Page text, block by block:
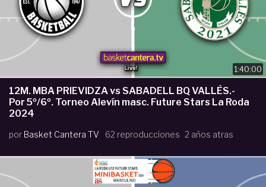
1:40:00
12M. MBA PRIEVIDZA vs SABADELL BQ VALLÈS.-
Por 5º/6º. Torneo Alevín masc. Future Stars La Roda
2024
por Basket Cantera TV 62 reproducciones 2 años atras